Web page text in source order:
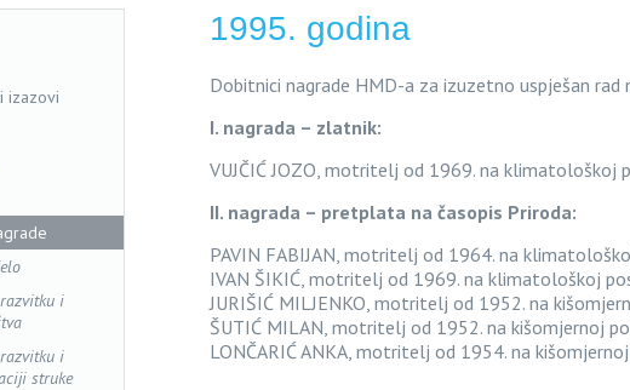
1995. godina
Dobitnici nagrade HMD-a za izuzetno uspješan
I. nagrada – zlatnik:
VUJČIĆ JOZO, motritelj od 1969. na klimatološkoj
II. nagrada – pretplata na časopis Priroda:
PAVIN FABIJAN, motritelj od 1964. na
IVAN ŠIKIĆ, motritelj od 1969. na klimatološkoj
JURIŠIĆ MILJENKO, motritelj od 1952. na
ŠUTIĆ MILAN, motritelj od 1952. na kišomjernoj
LONČARIĆ ANKA, motritelj od 1954. na
izazovi
i
i
struke